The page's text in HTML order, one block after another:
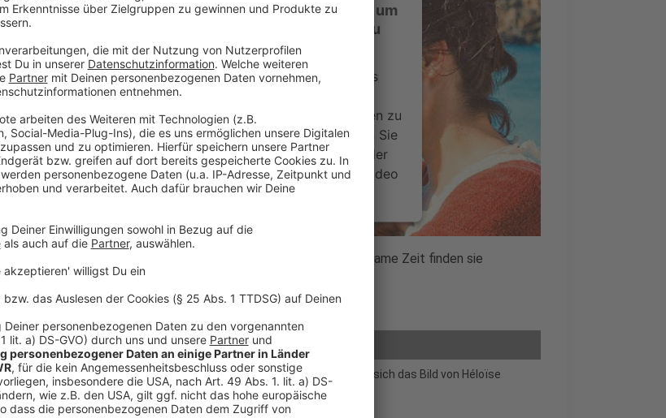
Wir benötigen Ihre Zustimmung, um
den YouTube Video-Service zu
laden!
Wir verwenden einen Service eines
Drittanbieters, um Videoinhalte
einzubetten. Dieser Service kann Daten zu
Ihren Aktivitäten sammeln. Bitte lesen Sie
die Details durch und stimmen Sie der
Nutzung des Service zu, um dieses Video
anzusehen.
Mehr Informationen
powered byUsercentrics Consent Management
Zwei Frauen, zwei unterschiedliche Leben. Doch über die gemeinsame Zeit finden sie
zueinander. Und das bringt neue Probleme mit sich.
©Copyright Pyramide Distribution
Die langen Spaziergänge entlang der Küste soll Marianne nutzen, um sich das Bild von Héloïse
einzuprägen, um sie später zu malen.